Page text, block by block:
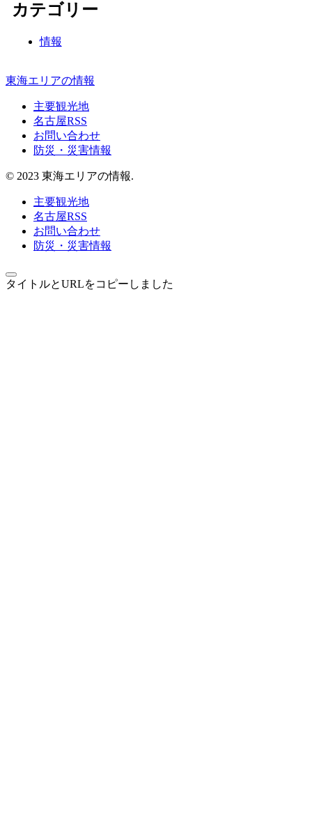
カテゴリー
情報
東海エリアの情報
主要観光地
名古屋RSS
お問い合わせ
防災・災害情報
© 2023 東海エリアの情報.
主要観光地
名古屋RSS
お問い合わせ
防災・災害情報
タイトルとURLをコピーしました